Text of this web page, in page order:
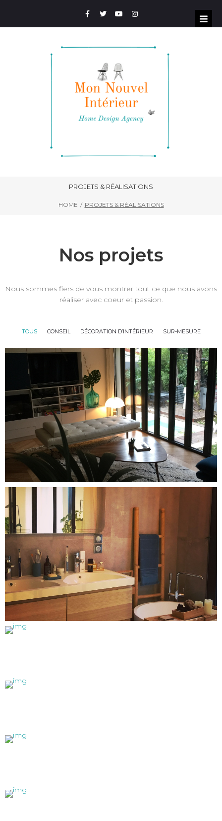
PROJETS & RÉALISATIONS
HOME / PROJETS & RÉALISATIONS
Nos projets
Nous sommes fiers de vous montrer tout ce que nous avons
réaliser avec coeur et passion.
TOUS CONSEIL DÉCORATION D’INTÉRIEUR SUR-MESURE